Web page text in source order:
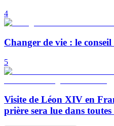
4
Changer de vie : le
5
Visite de Léon XIV en
prière sera lue dans toutes